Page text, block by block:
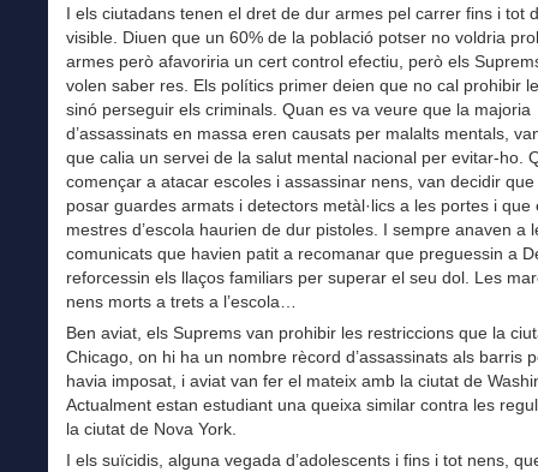
I els ciutadans tenen el dret de dur armes pel carrer fins i tot
visible. Diuen que un 60% de la població potser no voldria
armes però afavoriria un cert control efectiu, però els
volen saber res. Els polítics primer deien que no cal prohibir
sinó perseguir els criminals. Quan es va veure que la majoria
d’assassinats en massa eren causats per malalts mentals,
que calia un servei de la salut mental nacional per evitar-ho.
començar a atacar escoles i assassinar nens, van decidir que
posar guardes armats i detectors metàl·lics a les portes i que
mestres d’escola haurien de dur pistoles. I sempre anaven a
comunicats que havien patit a recomanar que preguessin a
reforcessin els llaços familiars per superar el seu dol. Les
nens morts a trets a l’escola…
Ben aviat, els Suprems van prohibir les restriccions que la
Chicago, on hi ha un nombre rècord d’assassinats als barris
havia imposat, i aviat van fer el mateix amb la ciutat de
Actualment estan estudiant una queixa similar contra les
la ciutat de Nova York.
I els suïcidis, alguna vegada d’adolescents i fins i tot nens,